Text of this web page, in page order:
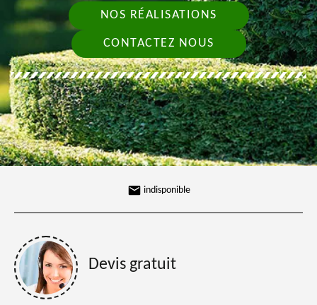
NOS RÉALISATIONS
CONTACTEZ NOUS
indisponible
Devis gratuit